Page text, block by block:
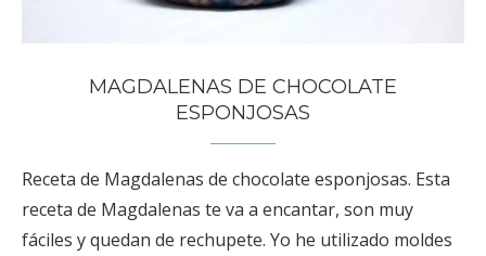
MAGDALENAS DE CHOCOLATE
ESPONJOSAS
Receta de Magdalenas de chocolate esponjosas. Esta
receta de Magdalenas te va a encantar, son muy
fáciles y quedan de rechupete. Yo he utilizado moldes